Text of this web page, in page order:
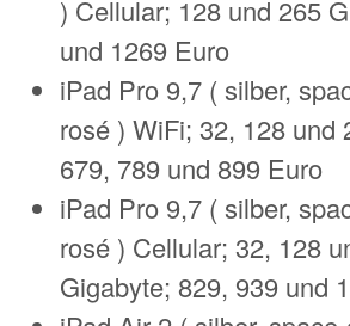
) Cellular; 128 und 265
und 1269 Euro
iPad Pro 9,7 ( silber,
rosé ) WiFi; 32, 128 und
679, 789 und 899 Euro
iPad Pro 9,7 ( silber,
rosé ) Cellular; 32, 128
Gigabyte; 829, 939 und